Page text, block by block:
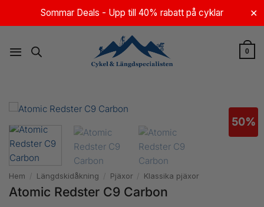
Sommar Deals - Upp till 40% rabatt på cyklar ✕
0
50%
Hem / Längdskidåkning / Pjäxor / Klassika pjäxor
Atomic Redster C9 Carbon